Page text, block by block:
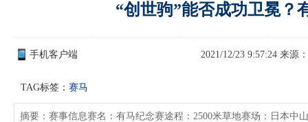
“创世驹”能否成功卫冕？
手机客户端 2021/12/23 9:57:24 来源：
TAG标签： 赛马
摘要：赛事信息赛名：有马纪念赛途程：2500米草地赛场：日本中